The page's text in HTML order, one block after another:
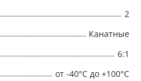
2
Канатные
6:1
от -40°C до +100°C